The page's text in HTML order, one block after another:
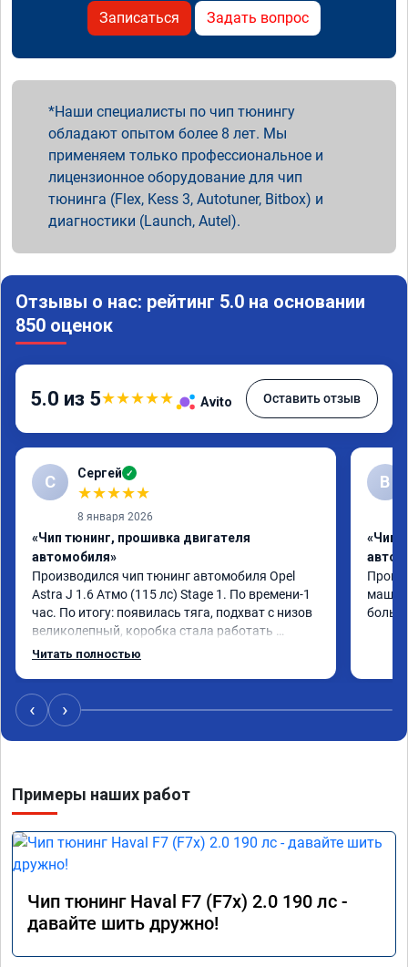
Записаться Задать вопрос
Наши специалисты по чип тюнингу
обладают опытом более 8 лет. Мы
применяем только профессиональное и
лицензионное оборудование для чип
тюнинга (Flex, Kess 3, Autotuner, Bitbox) и
диагностики (Launch, Autel).
Отзывы о нас: рейтинг 5.0 на основании
850 оценок
5.0 из 5★★★★★ Avito Оставить отзыв
С Сергей ✓
★★★★★
8 января 2026
«Чип тюнинг, прошивка двигателя
автомобиля»
Производился чип тюнинг автомобиля Opel
Astra J 1.6 Атмо (115 лс) Stage 1. По времени-1
час. По итогу: появилась тяга, подхват с низов
великолепный, коробка стала работать
плавнее. На трассе быстрее скидывает
Рекомендую компанию!
Номер сертификата: А011870 от 06.01.2026
Читать полностью
В
«Чип
‹ ›
Примеры наших работ
Чип тюнинг Haval F7 (F7x) 2.0 190 лс -
давайте шить дружно!